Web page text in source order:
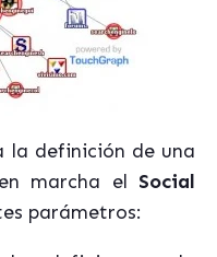
la definición de una
marcha el Social
parámetros: